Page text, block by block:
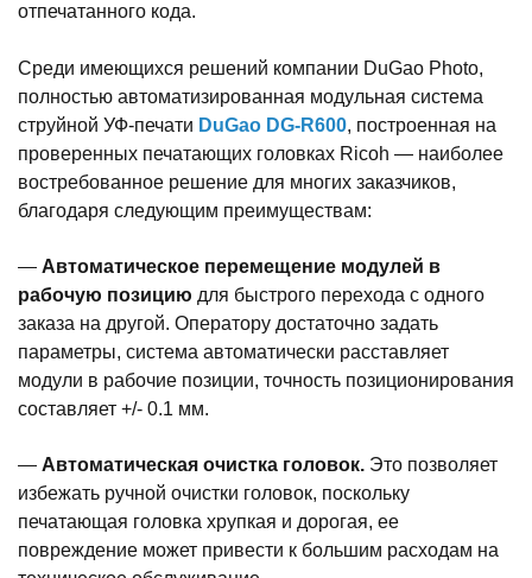
отпечатанного кода.
Среди имеющихся решений компании DuGao Photo,
полностью автоматизированная модульная система
струйной УФ-печати DuGao DG-R600, построенная на
проверенных печатающих головках Ricoh — наиболее
востребованное решение для многих заказчиков,
благодаря следующим преимуществам:
— Автоматическое перемещение модулей в
рабочую позицию для быстрого перехода с одного
заказа на другой. Оператору достаточно задать
параметры, система автоматически расставляет
модули в рабочие позиции, точность позиционирования
составляет +/- 0.1 мм.
— Автоматическая очистка головок. Это позволяет
избежать ручной очистки головок, поскольку
печатающая головка хрупкая и дорогая, ее
повреждение может привести к большим расходам на